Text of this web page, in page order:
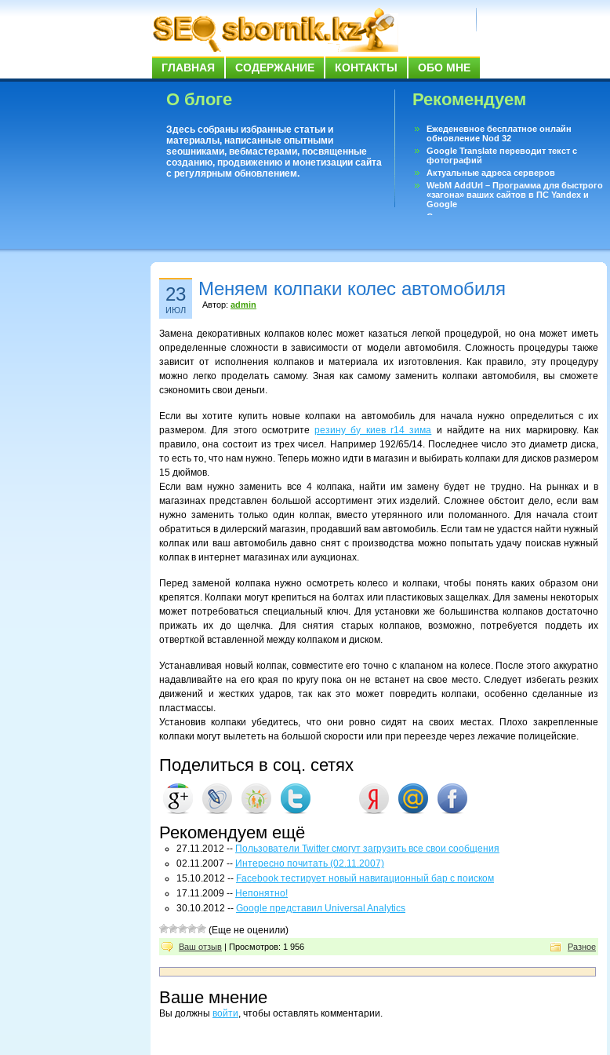
ГЛАВНАЯ СОДЕРЖАНИЕ КОНТАКТЫ ОБО МНЕ
О блоге
Здесь собраны избранные статьи и
материалы, написанные опытными
seoшниками, вебмастерами, посвященные
созданию, продвижению и монетизации сайта
с регулярным обновлением.
Рекомендуем
Ежеденевное бесплатное онлайн
обновление Nod 32
Google Translate переводит текст с
фотографий
Актуальные адреса серверов
WebM AddUrl – Программа для быстрого
«загона» ваших сайтов в ПС Yandex и
Google
Существует вопросы, на которые не может
23
ИЮЛ
Меняем колпаки колес автомобиля
Автор: admin
Замена декоративных колпаков колес может казаться легкой процедурой, но она может иметь
определенные сложности в зависимости от модели автомобиля. Сложность процедуры также
зависит от исполнения колпаков и материала их изготовления. Как правило, эту процедуру
можно легко проделать самому. Зная как самому заменить колпаки автомобиля, вы сможете
сэкономить свои деньги.
Если вы хотите купить новые колпаки на автомобиль для начала нужно определиться с их
размером. Для этого осмотритерезину бу киев r14 зима и найдите на них маркировку. Как
правило, она состоит из трех чисел. Например 192/65/14. Последнее число это диаметр диска,
то есть то, что нам нужно. Теперь можно идти в магазин и выбирать колпаки для дисков размером
15 дюймов.
Если вам нужно заменить все 4 колпака, найти им замену будет не трудно. На рынках и в
магазинах представлен большой ассортимент этих изделий. Сложнее обстоит дело, если вам
нужно заменить только один колпак, вместо утерянного или поломанного. Для начала стоит
обратиться в дилерский магазин, продавший вам автомобиль. Если там не удастся найти нужный
колпак или ваш автомобиль давно снят с производства можно попытать удачу поискав нужный
колпак в интернет магазинах или аукционах.
Перед заменой колпака нужно осмотреть колесо и колпаки, чтобы понять каких образом они
крепятся. Колпаки могут крепиться на болтах или пластиковых защелках. Для замены некоторых
может потребоваться специальный ключ. Для установки же большинства колпаков достаточно
прижать их до щелчка. Для снятия старых колпаков, возможно, потребуется поддеть их
отверткой вставленной между колпаком и диском.
Устанавливая новый колпак, совместите его точно с клапаном на колесе. После этого аккуратно
надавливайте на его края по кругу пока он не встанет на свое место. Следует избегать резких
движений и жестких ударов, так как это может повредить колпаки, особенно сделанные из
пластмассы.
Установив колпаки убедитесь, что они ровно сидят на своих местах. Плохо закрепленные
колпаки могут вылететь на большой скорости или при переезде через лежачие полицейские.
Поделиться в соц. сетях
Рекомендуем ещё
27.11.2012 -- Пользователи Twitter смогут загрузить все свои сообщения
02.11.2007 -- Интересно почитать (02.11.2007)
15.10.2012 -- Facebook тестирует новый навигационный бар с поиском
17.11.2009 -- Непонятно!
30.10.2012 -- Google представил Universal Analytics
(Еще не оценили)
Ваш отзыв | Просмотров: 1 956 Разное
Ваше мнение
Вы должны войти, чтобы оставлять комментарии.